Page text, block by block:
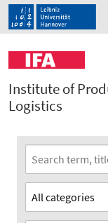
Institute of
Logistics